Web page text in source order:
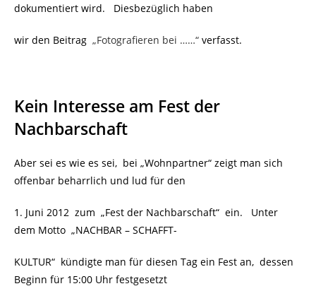
dokumentiert wird. Diesbezüglich haben
wir den Beitrag „Fotografieren bei ……“ verfasst.
Kein Interesse am Fest der
Nachbarschaft
Aber sei es wie es sei, bei „Wohnpartner“ zeigt man sich
offenbar beharrlich und lud für den
1. Juni 2012 zum „Fest der Nachbarschaft“ ein. Unter
dem Motto „NACHBAR – SCHAFFT-
KULTUR“ kündigte man für diesen Tag ein Fest an, dessen
Beginn für 15:00 Uhr festgesetzt